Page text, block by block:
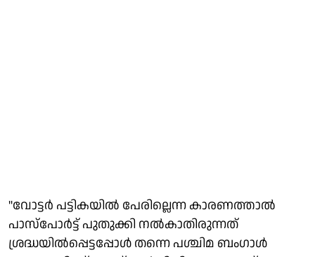
"വോട്ടര്‍ പട്ടികയില്‍ പേരില്ലെന്ന കാരണത്താല്‍
പാസ്പോര്‍ട്ട് പുതുക്കി നല്‍കാതിരുന്നത്
ശ്രദ്ധയില്‍പ്പെട്ടപ്പോള്‍ തന്നെ പശ്ചിമ ബംഗാള്‍